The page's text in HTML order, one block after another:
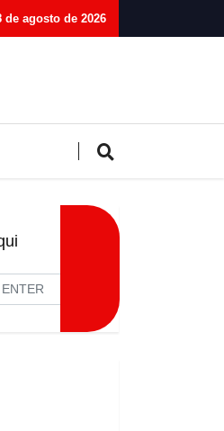
de agosto de 2026